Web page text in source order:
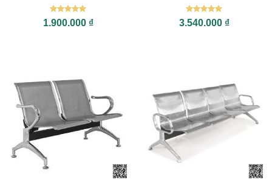
Được xếp
hạng55
1.900.000 ₫
Được xếp
hạng55
3.540.000 ₫